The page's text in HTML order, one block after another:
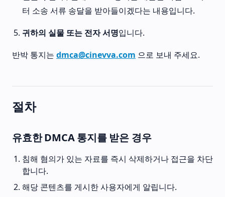
터 소송 서류 송달을 받아들이겠다는 내용입니다.
귀하의 실물 또는 전자 서명입니다.
반박 통지는 dmca@cinevva.com 으로 보내 주세요.
절차
유효한 DMCA 통지를 받은 경우
침해 혐의가 있는 자료를 즉시 삭제하거나 접근을 차단
합니다.
해당 콘텐츠를 게시한 사용자에게 알립니다.